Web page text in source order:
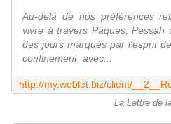
Au-delà de nos préférences
vivre à travers Pâques, Pessah
des jours marqués par l'esprit
confinement, avec...
La Lettre de